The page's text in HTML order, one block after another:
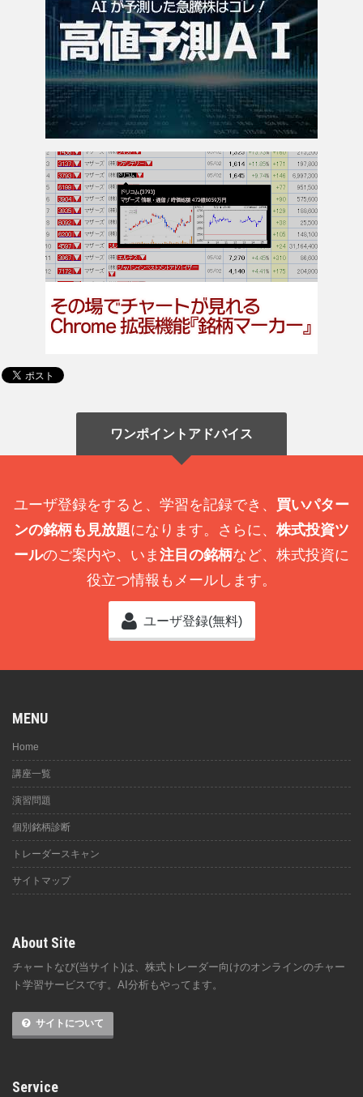
ワンポイントアドバイス
ユーザ登録をすると、学習を記録でき、 買いパター
ンの銘柄も見放題になります。さらに、 株式投資ツ
ールのご案内や、いま 注目の銘柄など、株式投資に
役立つ情報もメールします。
ユーザ登録(無料)
MENU
Home
講座一覧
演習問題
個別銘柄診断
トレーダースキャン
サイトマップ
About Site
チャートなび(当サイト)は、株式トレーダー向けのオンラインのチャー
ト学習サービスです。AI分析もやってます。
サイトについて
Service